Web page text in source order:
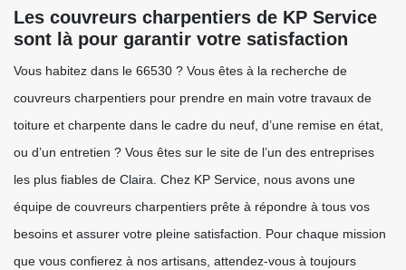
Les couvreurs charpentiers de KP Service
sont là pour garantir votre satisfaction
Vous habitez dans le 66530 ? Vous êtes à la recherche de
couvreurs charpentiers pour prendre en main votre travaux de
toiture et charpente dans le cadre du neuf, d’une remise en état,
ou d’un entretien ? Vous êtes sur le site de l’un des entreprises
les plus fiables de Claira. Chez KP Service, nous avons une
équipe de couvreurs charpentiers prête à répondre à tous vos
besoins et assurer votre pleine satisfaction. Pour chaque mission
que vous confierez à nos artisans, attendez-vous à toujours